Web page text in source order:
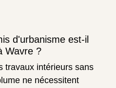
d'urbanisme est-il
Wavre ?
travaux intérieurs sans
ne nécessitent